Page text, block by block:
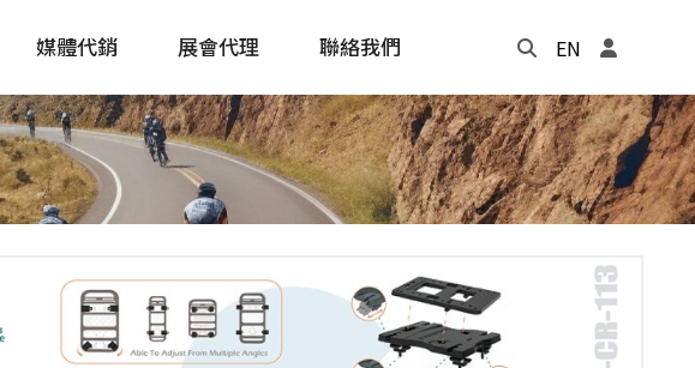
單車誌 Cycling Update
戶外探索 Outside
主題書籍
年度記事本
媒體代銷 展會代理 聯絡我們 EN